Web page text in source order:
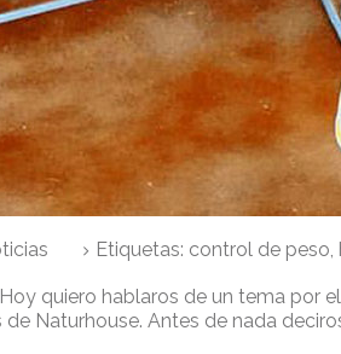
Etiquetas: control de peso,
quiero hablaros de un tema por
de Naturhouse. Antes de nada